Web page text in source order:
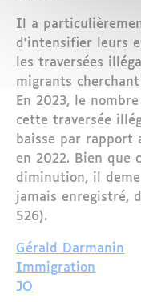
Il a
d'intensifier leurs
les traversées
migrants
En 2023, le
cette traversée
baisse par rapport
en 2022. Bien que
diminution, il
jamais enregistré,
526).
Gérald Darmanin
Immigration
JO